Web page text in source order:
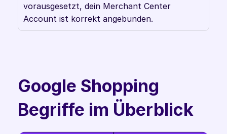
vorausgesetzt, dein Merchant Center
Account ist korrekt angebunden.
Google Shopping
Begriffe im Überblick